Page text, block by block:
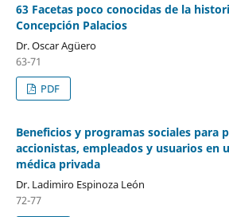
63 Facetas poco conocidas de la
Concepción Palacios
Dr. Oscar Agüero
63-71
PDF
Beneficios y programas sociales para
accionistas, empleados y usuarios en
médica privada
Dr. Ladimiro Espinoza León
72-77